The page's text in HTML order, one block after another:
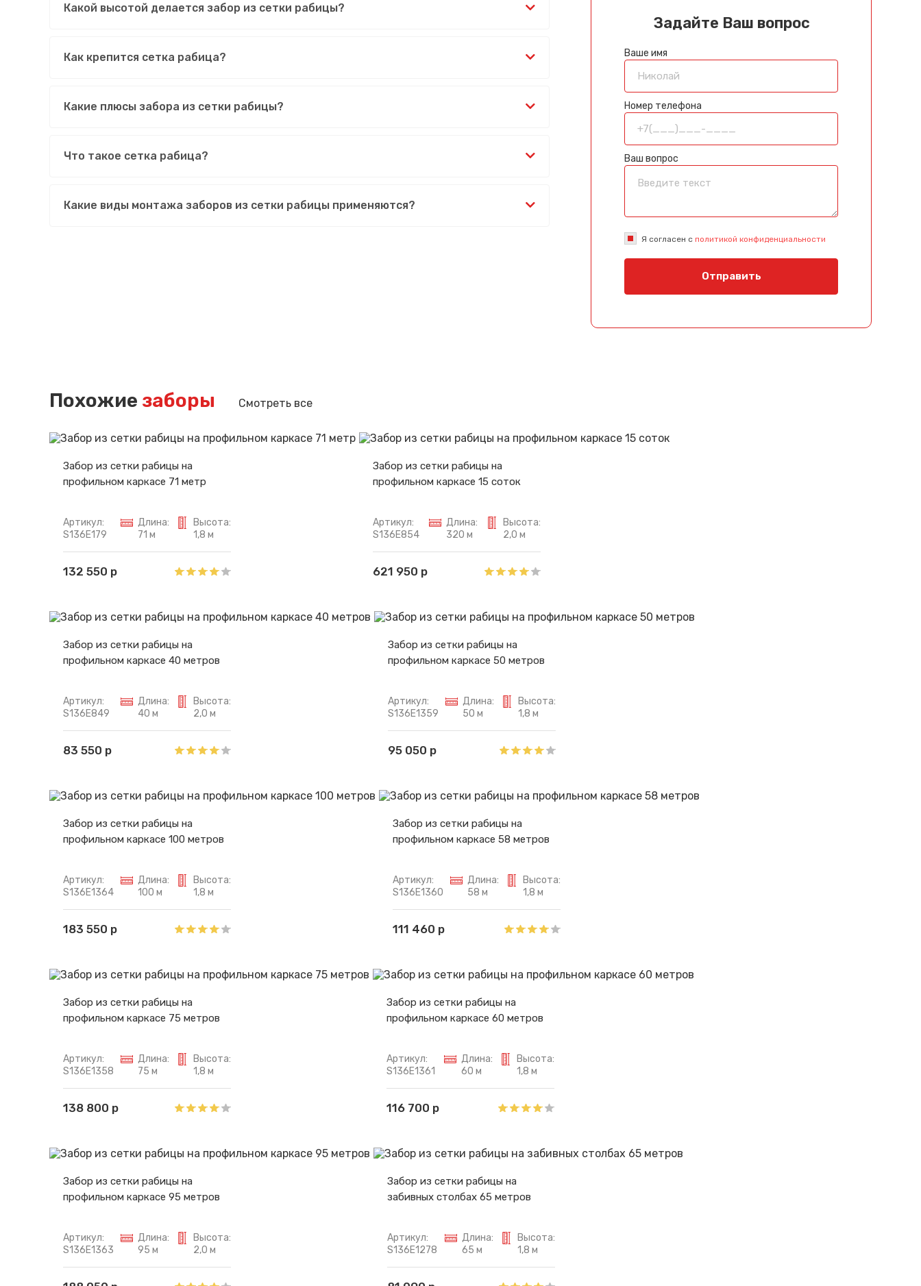
Какой высотой делается забор из сетки рабицы?
Как крепится сетка рабица?
Какие плюсы забора из сетки рабицы?
Что такое сетка рабица?
Какие виды монтажа заборов из сетки рабицы применяются?
Задайте Ваш вопрос
Ваше имя
Номер телефона
Ваш вопрос
Я согласен с политикой конфиденциальности
Отправить
Похожие заборы Смотреть все
Забор из сетки рабицы на
профильном каркасе 71 метр
Артикул:
S136E179
Длина:
71 м
Высота:
1,8 м
132 550 р
Забор из сетки рабицы на
профильном каркасе 15 соток
Артикул:
S136E854
Длина:
320 м
Высота:
2,0 м
621 950 р
Забор из сетки рабицы на
профильном каркасе 40 метров
Артикул:
S136E849
Длина:
40 м
Высота:
2,0 м
83 550 р
Забор из сетки рабицы на
профильном каркасе 50 метров
Артикул:
S136E1359
Длина:
50 м
Высота:
1,8 м
95 050 р
Забор из сетки рабицы на
профильном каркасе 100 метров
Артикул:
S136E1364
Длина:
100 м
Высота:
1,8 м
183 550 р
Забор из сетки рабицы на
профильном каркасе 58 метров
Артикул:
S136E1360
Длина:
58 м
Высота:
1,8 м
111 460 р
Забор из сетки рабицы на
профильном каркасе 75 метров
Артикул:
S136E1358
Длина:
75 м
Высота:
1,8 м
138 800 р
Забор из сетки рабицы на
профильном каркасе 60 метров
Артикул:
S136E1361
Длина:
60 м
Высота:
1,8 м
116 700 р
Забор из сетки рабицы на
профильном каркасе 95 метров
Артикул:
S136E1363
Длина:
95 м
Высота:
2,0 м
Забор из сетки рабицы на
забивных столбах 65 метров
Артикул:
S136E1278
Длина:
65 м
Высота:
1,8 м